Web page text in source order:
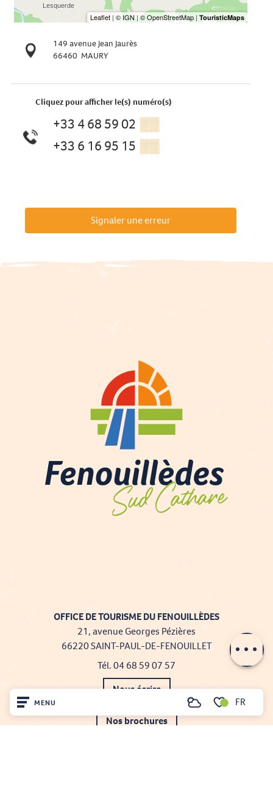
MENU
Voir les favoris
RechercheFR
149 avenue Jean Jaurès
66460 MAURY
Cliquez pour afficher le(s) numéro(s)
+33 4 68 59 02 ▒▒
+33 6 16 95 15 ▒▒
Signaler une erreur
OFFICE DE TOURISME DU FENOUILLÈDES
21, avenue Georges Pézières
66220 SAINT-PAUL-DE-FENOUILLET
Tél. 04 68 59 07 57
Nous écrire
Nos brochures